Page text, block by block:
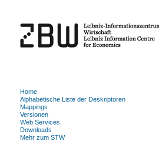
Home
Alphabetische Liste der Deskriptoren
Mappings
Versionen
Web Services
Downloads
Mehr zum STW